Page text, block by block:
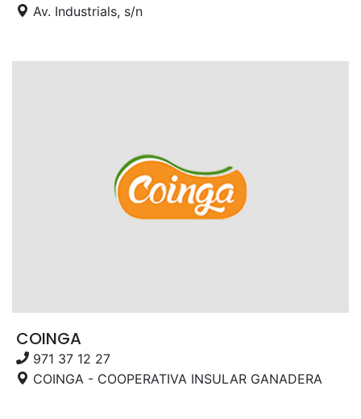
Av. Industrials, s/n
COINGA
971 37 12 27
COINGA - COOPERATIVA INSULAR GANADERA